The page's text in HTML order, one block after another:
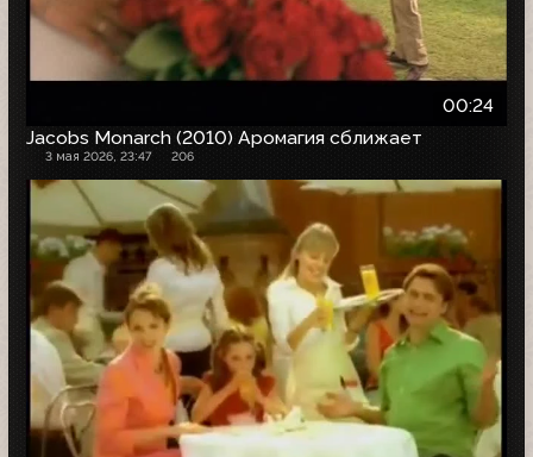
00:24
Jacobs Monarch (2010) Аромагия сближает
3 мая 2026, 23:47 206